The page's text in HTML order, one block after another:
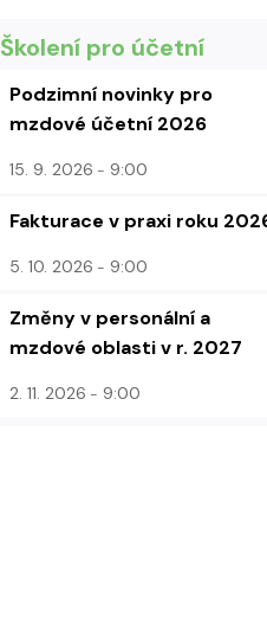
Školení pro účetní
Podzimní novinky pro
mzdové účetní 2026
15. 9. 2026 9:00
Fakturace v praxi roku
5. 10. 2026 9:00
Změny v personální a
mzdové oblasti v r. 2027
2. 11. 2026 9:00